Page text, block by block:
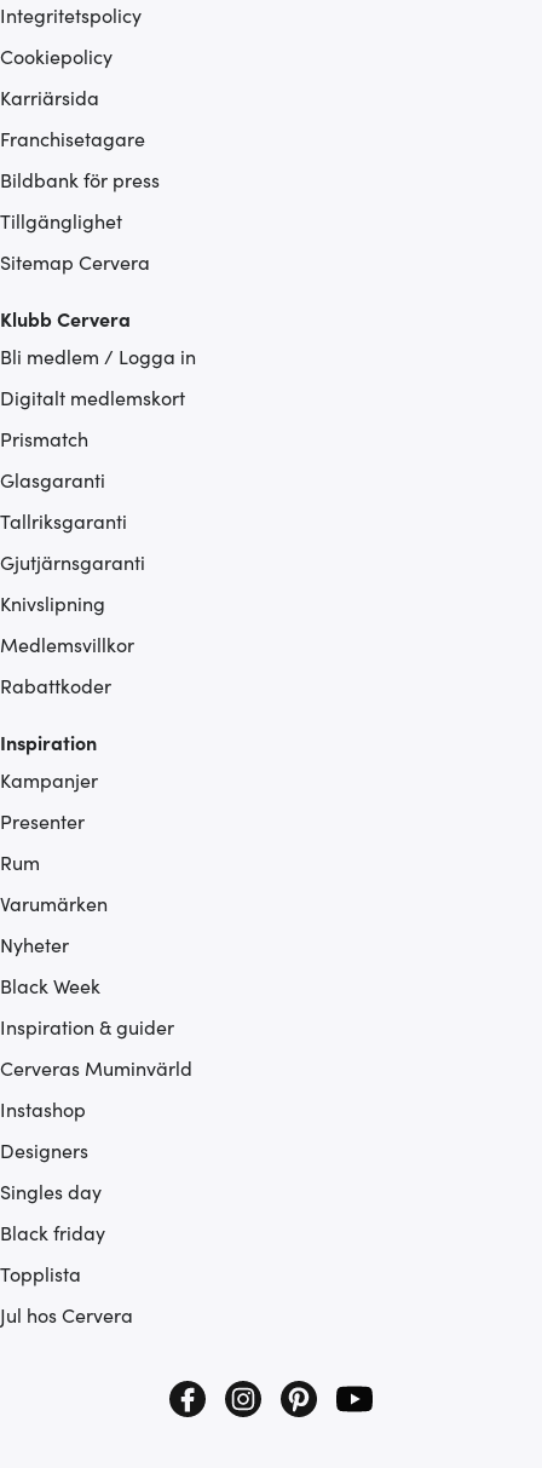
Integritetspolicy
Cookiepolicy
Karriärsida
Franchisetagare
Bildbank för press
Tillgänglighet
Sitemap Cervera
Klubb Cervera
Bli medlem / Logga in
Digitalt medlemskort
Prismatch
Glasgaranti
Tallriksgaranti
Gjutjärnsgaranti
Knivslipning
Medlemsvillkor
Rabattkoder
Inspiration
Kampanjer
Presenter
Rum
Varumärken
Nyheter
Black Week
Inspiration & guider
Cerveras Muminvärld
Instashop
Designers
Singles day
Black friday
Topplista
Jul hos Cervera